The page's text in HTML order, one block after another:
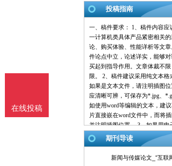
投稿指南
一、稿件要求： 1、稿件内容应
一计算机类具体产品紧密相关
论、购买体验、性能详析等文
件论点中立，论述详实，能够
买起到指导作用。文章体裁不
限。 2、稿件建议采用纯文本格
如果是文本文件，请注明插图位
应清晰可辨，可保存为*.jpg、
如使用word等编辑的文本，建
片直接嵌在word文件中，而将插
并注明插图位置。 3、如果用电
稿，最好压缩后发送。 4、请使
标点符号。例如句号为。而不是.
稿请注明作者署名(真实姓名、
期刊导读
新闻与传媒论文_“互联
在线投稿